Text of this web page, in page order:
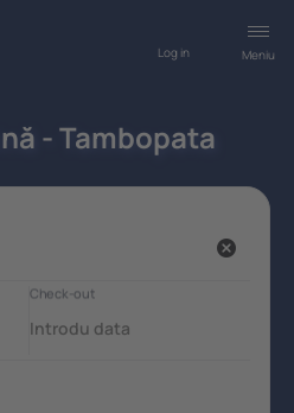
Meniu
Log in
- Tambopata